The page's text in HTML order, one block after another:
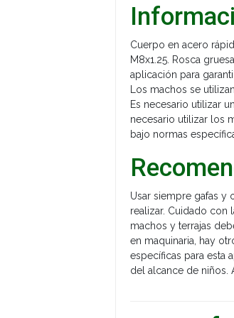
Cuerpo en acero
M8x1.25. Rosca
aplicación para
Los machos se
Es necesario utilizar
necesario utilizar los
bajo normas
Usar siempre gafas y
realizar. Cuidado con
machos y terrajas
en maquinaria, hay
específicas para esta
del alcance de niños.